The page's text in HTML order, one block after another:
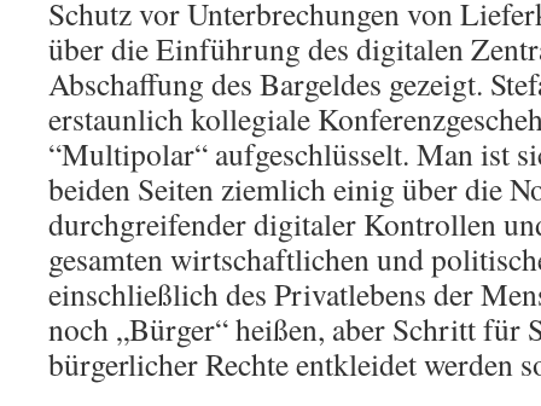
Schutz vor Unterbrechungen von
über die Einführung des digitalen
Abschaffung des Bargeldes gezeigt.
erstaunlich kollegiale
“Multipolar“ aufgeschlüsselt. Man ist
beiden Seiten ziemlich einig über die
durchgreifender digitaler Kontrollen
gesamten wirtschaftlichen und
einschließlich des Privatlebens der
noch „Bürger“ heißen, aber Schritt für
bürgerlicher Rechte entkleidet werden